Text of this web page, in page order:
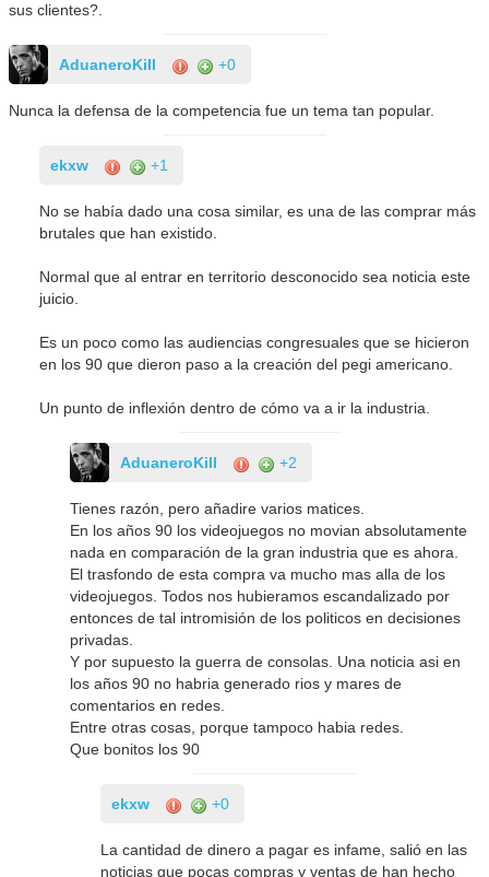
sus clientes?.
AduaneroKill +0
Nunca la defensa de la competencia fue un tema tan popular.
ekxw +1
No se había dado una cosa similar, es una de las comprar más
brutales que han existido.
Normal que al entrar en territorio desconocido sea noticia este
juicio.
Es un poco como las audiencias congresuales que se hicieron
en los 90 que dieron paso a la creación del pegi americano.
Un punto de inflexión dentro de cómo va a ir la industria.
AduaneroKill +2
Tienes razón, pero añadire varios matices.
En los años 90 los videojuegos no movian absolutamente
nada en comparación de la gran industria que es ahora.
El trasfondo de esta compra va mucho mas alla de los
videojuegos. Todos nos hubieramos escandalizado por
entonces de tal intromisión de los politicos en decisiones
privadas.
Y por supuesto la guerra de consolas. Una noticia asi en
los años 90 no habria generado rios y mares de
comentarios en redes.
Entre otras cosas, porque tampoco habia redes.
Que bonitos los 90
ekxw +0
La cantidad de dinero a pagar es infame, salió en las
noticias que pocas compras y ventas de han hecho